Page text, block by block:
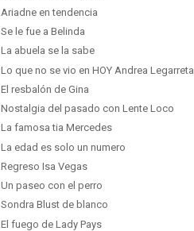
Ariadne en tendencia
Se le fue a Belinda
La abuela se la sabe
Lo que no se vio en HOY Andrea Legarreta
El resbalón de Gina
Nostalgia del pasado con Lente Loco
La famosa tia Mercedes
La edad es solo un numero
Regreso Isa Vegas
Un paseo con el perro
Sondra Blust de blanco
El fuego de Lady Pays